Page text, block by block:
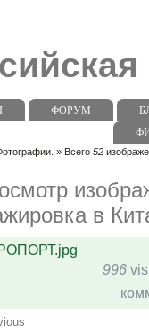
ФОРУМ
» Всего 52
в
996